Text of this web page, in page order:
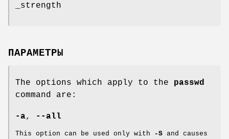
_strength
ПАРАМЕТРЫ
The options which apply to the passwd
command are:
-a, --all
This option can be used only with -S and causes